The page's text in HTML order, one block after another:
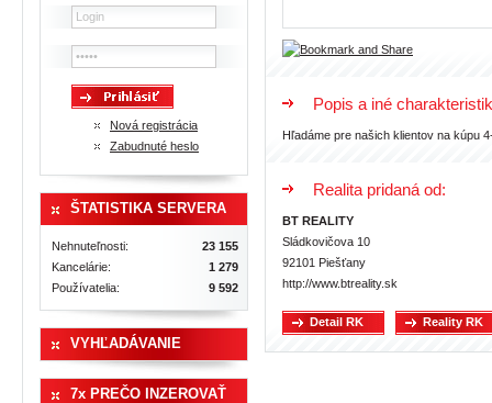
Nová registrácia
Zabudnuté heslo
ŠTATISTIKA SERVERA
Nehnuteľnosti:
23 155
Kancelárie:
1 279
Používatelia:
9 592
VYHĽADÁVANIE
7x PREČO INZEROVAŤ
Popis a iné
Hľadáme pre našich klientov na kúpu
Realita pridaná od:
BT REALITY
Sládkovičova 10
92101 Piešťany
http://www.btreality.sk
Detail RK Reality RK